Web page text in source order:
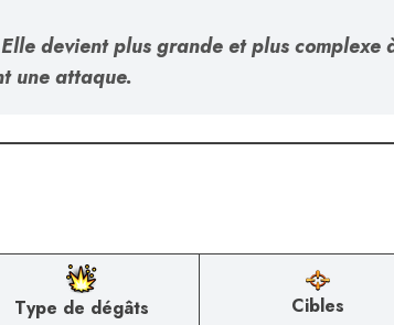
devient plus grande et plus
une attaque.
Type de dégâts Cibles